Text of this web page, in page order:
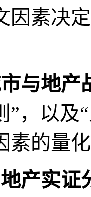
因素决
与地产
”，以及
素的量
产实证